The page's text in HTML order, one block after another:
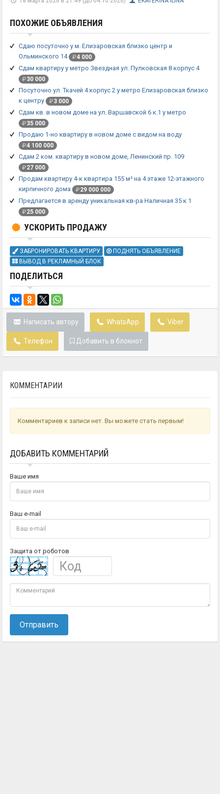
ПОХОЖИЕ ОБЪЯВЛЕНИЯ
Сдаю посуточно у м. Елизаровская близко центр и
Ольминского 14
₽4 000
Сдам квартиру у метро Звездная ул. Пулковская 8 корпус 4
₽30 000
Посуточно ул. Ткачей 4 корпус 2 у метро Елизаровская близко
к центру
₽3 000
Сдам кв. в новом доме на ул. Варшавской 6 к.1 у метро
₽35 000
Продаю 1-но квартиру в новом доме с видом на воду
₽4 100 000
Сдам 2 ком. квартиру в новом доме, Ленинский пр. 109
₽27 000
Продам квартиру 4-к квартира 155 м² на 4 этаже 12-этажного
кирпичного дома
₽29 000 000
Предлагается в аренду уникальная кв-ра Наличная 35 к 1
₽25 000
УСКОРИТЬ ПРОДАЖУ
ЗАБРОНИРОВАТЬ КВАРТИРУ
ПОДНЯТЬ ОБЪЯВЛЕНИЕ
ВЫВОД В РЕКЛАМНЫЙ БЛОК
ПОДЕЛИТЬСЯ
Написать автору WhatsApp Viber
Телефон Добавить в блокнот
КОММЕНТАРИИ
Комментариев к записи нет. Вы можете стать первым!
ДОБАВИТЬ КОММЕНТАРИЙ
Ваше имя
Ваш e-mail
Защита от роботов
Отправить